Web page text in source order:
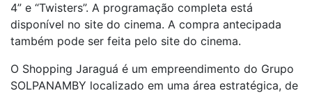
4” e “Twisters”. A programação completa está
disponível no site do cinema. A compra antecipada
também pode ser feita pelo site do cinema.
O Shopping Jaraguá é um empreendimento do Grupo
SOLPANAMBY localizado em uma área estratégica, de